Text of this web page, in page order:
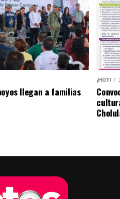
llegan a familias
¡HOT!